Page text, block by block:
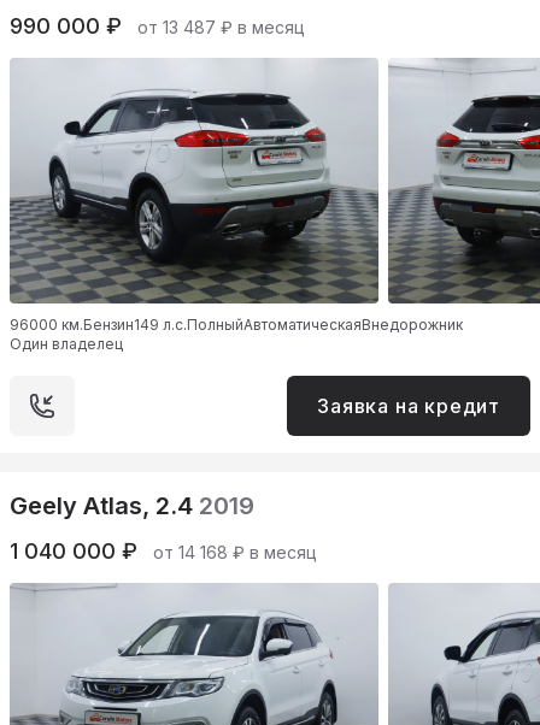
990 000 ₽ от 13 487 ₽ в месяц
96000 км.Бензин149 л.с.ПолныйАвтоматическаяВнедорожник
Один владелец
Заявка на кредит
Geely Atlas, 2.4 2019
1 040 000 ₽ от 14 168 ₽ в месяц